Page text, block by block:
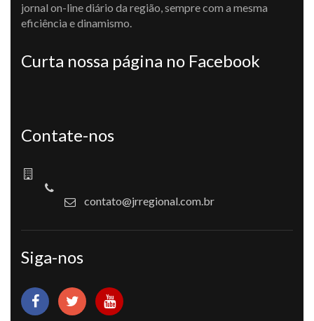
jornal on-line diário da região, sempre com a mesma
eficiência e dinamismo.
Curta nossa página no Facebook
Contate-nos
contato@jrregional.com.br
Siga-nos